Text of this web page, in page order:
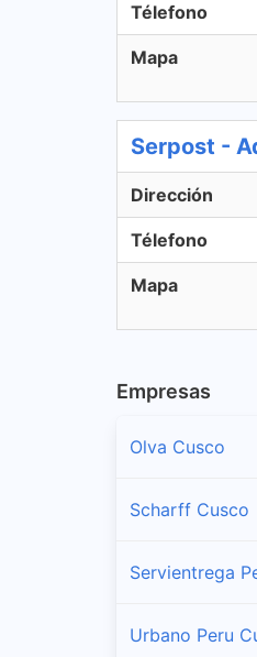
Télefono
Mapa
Serpost -
Dirección
Télefono
Mapa
Empresas
Olva Cusco
Scharff Cusco
Servientrega
Urbano Peru